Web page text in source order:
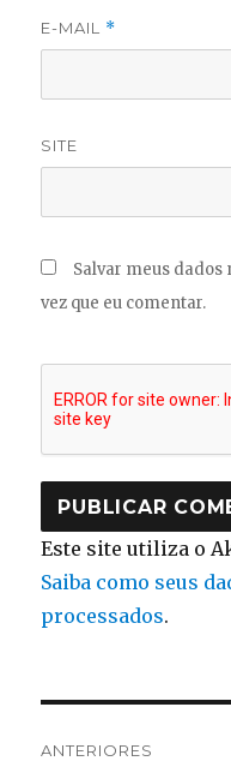
E-MAIL *
SITE
Salvar meus
vez que eu comentar.
Este site utiliza o
Saiba como seus
processados.
ANTERIORES